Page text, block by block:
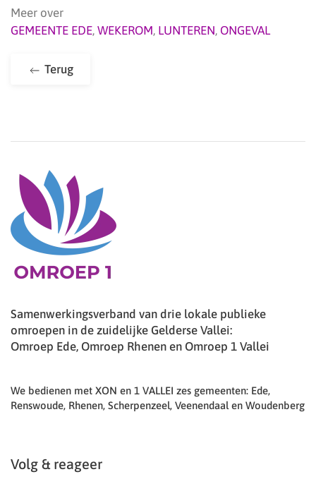
Meer over
GEMEENTE EDE, WEKEROM, LUNTEREN, ONGEVAL
Terug
Samenwerkingsverband van drie lokale publieke
omroepen in de zuidelijke Gelderse Vallei:
Omroep Ede, Omroep Rhenen en Omroep 1 Vallei
We bedienen met XON en 1 VALLEI zes gemeenten: Ede,
Renswoude, Rhenen, Scherpenzeel, Veenendaal en Woudenberg
Volg & reageer